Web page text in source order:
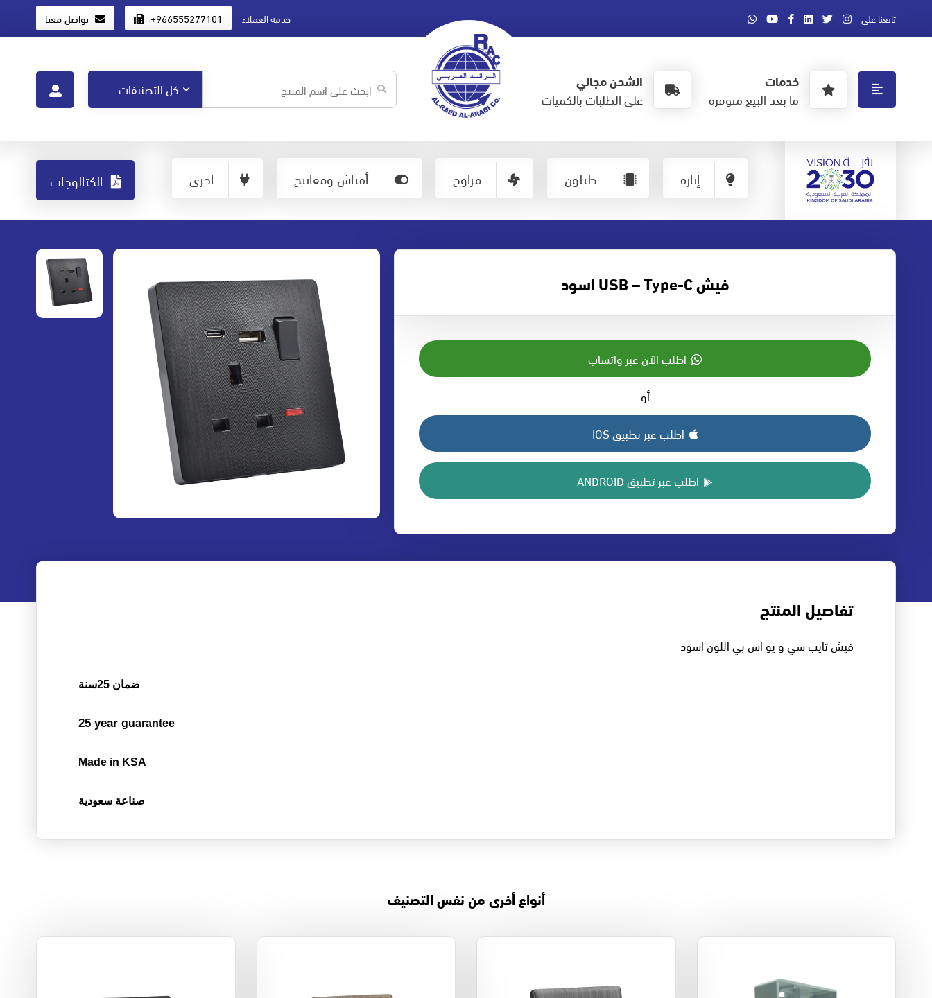
تابعنا على خدمة العملاء +966555277101 تواصل معنا
خدمات
ما بعد البيع متوفرة
الشحن مجاني
على الطلبات بالكميات
إنارة طبلون مراوح أفياش ومفاتيح اخرى الكتالوجات
فيش USB – Type-C اسود
اطلب الآن عبر واتساب
أو
اطلب عبر تطبيق IOS
اطلب عبر تطبيق ANDROID
تفاصيل المنتج
فيش تايب سي و يو اس بي اللون اسود
ضمان 25سنة
25 year guarantee
Made in KSA
صناعة سعودية
أنواع أخرى من نفس التصنيف